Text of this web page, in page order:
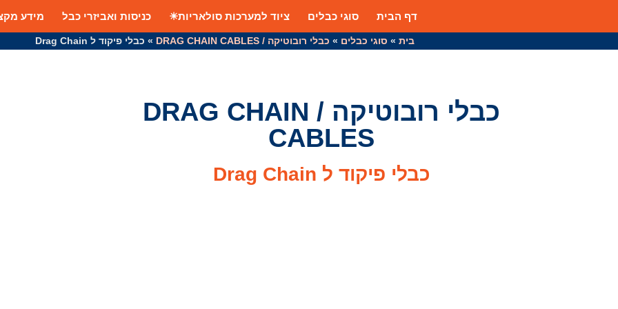
דף הבית סוגי כבלים ציוד למערכות סולאריות☀ כניסות ואביזרי כבל מידע
בית » סוגי כבלים » כבלי רובוטיקה / DRAG CHAIN CABLES » כבלי פיקוד ל Drag Chain
כבלי רובוטיקה / DRAG CHAIN
CABLES
כבלי פיקוד ל Drag Chain